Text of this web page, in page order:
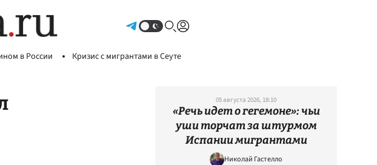
в России Кризис с мигрантами в Сеуте
05 августа 2026, 18:10
«Речь идет о гегемоне»: чьи
уши торчат за штурмом
Испании мигрантами
Николай Гастелло